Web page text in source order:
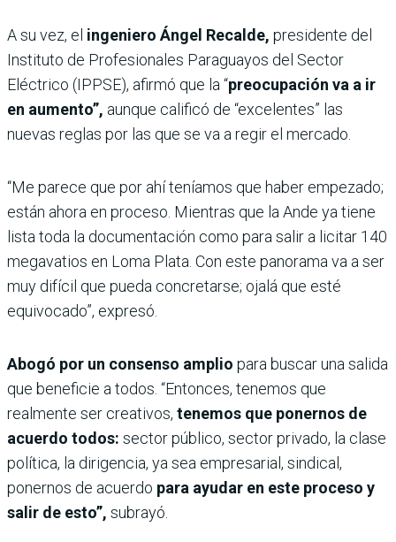
A su vez, el ingeniero Ángel Recalde, presidente del
Instituto de Profesionales Paraguayos del Sector
Eléctrico (IPPSE), afirmó que la “preocupación va a ir
en aumento”, aunque calificó de “excelentes” las
nuevas reglas por las que se va a regir el mercado.
“Me parece que por ahí teníamos que haber empezado;
están ahora en proceso. Mientras que la Ande ya tiene
lista toda la documentación como para salir a licitar 140
megavatios en Loma Plata. Con este panorama va a ser
muy difícil que pueda concretarse; ojalá que esté
equivocado”, expresó.
Abogó por un consenso amplio para buscar una salida
que beneficie a todos. “Entonces, tenemos que
realmente ser creativos, tenemos que ponernos de
acuerdo todos: sector público, sector privado, la clase
política, la dirigencia, ya sea empresarial, sindical,
ponernos de acuerdo para ayudar en este proceso y
salir de esto”, subrayó.